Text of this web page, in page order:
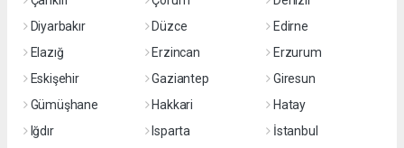
Diyarbakır
Düzce
Edirne
Elazığ
Erzincan
Erzurum
Eskişehir
Gaziantep
Giresun
Gümüşhane
Hakkari
Hatay
Iğdır
Isparta
İstanbul